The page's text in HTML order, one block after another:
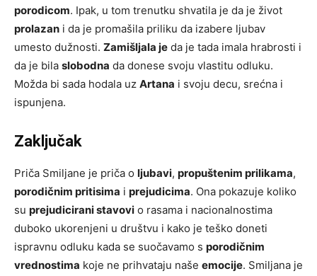
porodicom. Ipak, u tom trenutku shvatila je da je život
prolazan i da je promašila priliku da izabere ljubav
umesto dužnosti. Zamišljala je da je tada imala hrabrosti i
da je bila slobodna da donese svoju vlastitu odluku.
Možda bi sada hodala uz Artana i svoju decu, srećna i
ispunjena.
Zaključak
Priča Smiljane je priča o ljubavi, propuštenim prilikama,
porodičnim pritisima i prejudicima. Ona pokazuje koliko
su prejudicirani stavovi o rasama i nacionalnostima
duboko ukorenjeni u društvu i kako je teško doneti
ispravnu odluku kada se suočavamo s porodičnim
vrednostima koje ne prihvataju naše emocije. Smiljana je